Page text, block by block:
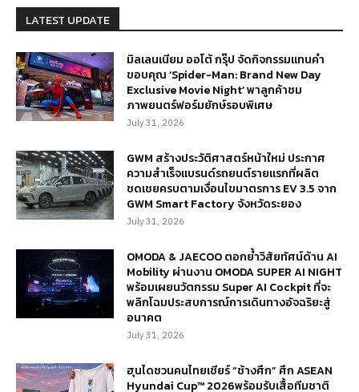
LATEST UPDATE
มิลเลนเนียม ออโต้ กรุ๊ป จัดกิจกรรมแทนคำ
ขอบคุณ ‘Spider-Man: Brand New Day
Exclusive Movie Night’ พาลูกค้าชม
ภาพยนตร์ฟอร์มยักษ์รอบพิเศษ
July 31, 2026
GWM สร้างประวัติศาสตร์หน้าใหม่ ประกาศ
ความสำเร็จแบรนด์รถยนต์รายแรกที่ผลิต
ชดเชยครบตามเงื่อนไขมาตรการ EV 3.5 จาก
GWM Smart Factory จังหวัดระยอง
July 31, 2026
OMODA & JAECOO ตอกย้ำวิสัยทัศน์ด้าน AI
Mobility ผ่านงาน OMODA SUPER AI NIGHT
พร้อมเผยนวัตกรรม Super AI Cockpit ที่จะ
พลิกโฉมประสบการณ์การเดินทางอัจฉริยะสู่
อนาคต
July 31, 2026
ฮุนไดชวนคนไทยเชียร์ “ช้างศึก” ศึก ASEAN
Hyundai Cup™ 2026พร้อมรับเสื้อทีมชาติ